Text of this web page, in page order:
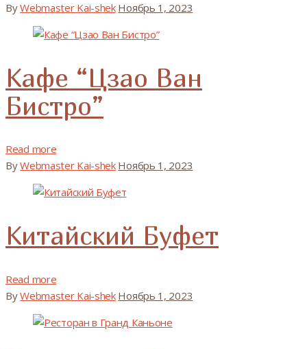
ByWebmaster Kai-shek Ноябрь 1, 2023
Кафе “Цзао Ван
Бистро”
Read more
ByWebmaster Kai-shek Ноябрь 1, 2023
Китайский Буфет
Read more
ByWebmaster Kai-shek Ноябрь 1, 2023